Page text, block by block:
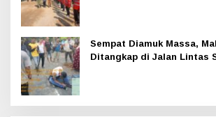
Sempat Diamuk Massa,
Ditangkap di Jalan Lintas